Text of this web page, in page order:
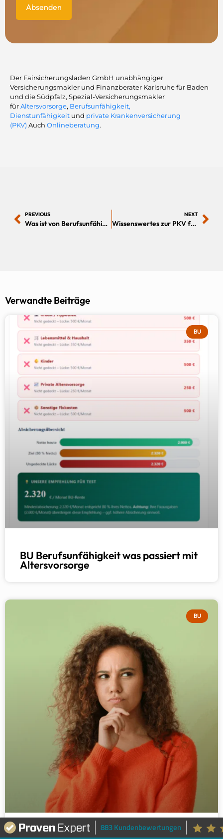
Der Fairsicherungsladen GmbH unabhängiger
Versicherungsmakler und Finanzberater Karlsruhe für Baden
und die Südpfalz, Spezial-Versicherungsmakler
fürAltersvorsorge, Berufsunfähigkeit,
Dienstunfähigkeit und private Krankenversicherung
(PKV) Auch Onlineberatung.
PREVIOUS
Was ist von Berufsunfähigkeitsversicherung mit Rentenversicherung zu halten
NEXT
Wissenswertes zur PKV für Ärzte und Zahnärzte
Verwandte Beiträge
BU
BU Berufsunfähigkeit was passiert mit
Altersvorsorge
BU
883 Kundenbewertungen